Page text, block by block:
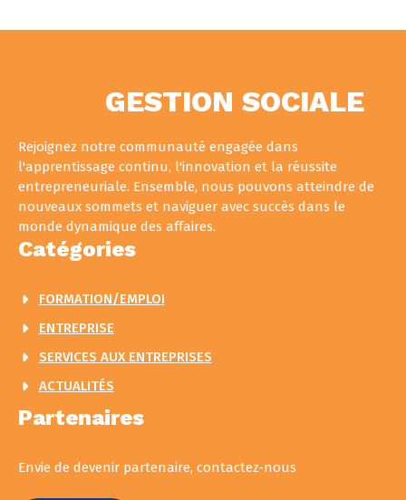
GESTION SOCIALE
Rejoignez notre communauté engagée dans
l'apprentissage continu, l'innovation et la réussite
entrepreneuriale. Ensemble, nous pouvons atteindre de
nouveaux sommets et naviguer avec succès dans le
monde dynamique des affaires.
Catégories
FORMATION/EMPLOI
ENTREPRISE
SERVICES AUX ENTREPRISES
ACTUALITÉS
Partenaires
Envie de devenir partenaire, contactez-nous